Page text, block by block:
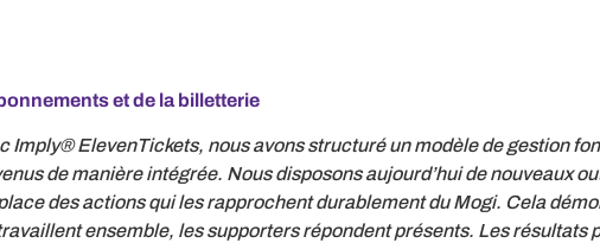
et de la billetterie
Imply® ElevenTickets, nous avons structuré un modèle de gestion
de manière intégrée. Nous disposons aujourd’hui de nouveaux
des actions qui les rapprochent durablement du Mogi. Cela
ensemble, les supporters répondent présents. Les résultats